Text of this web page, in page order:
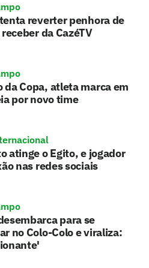
reverter penhora de
da CazéTV
da Copa, atleta marca em
por novo time
atinge o Egito, e jogador
nas redes sociais
para se
no Colo-Colo e viraliza: